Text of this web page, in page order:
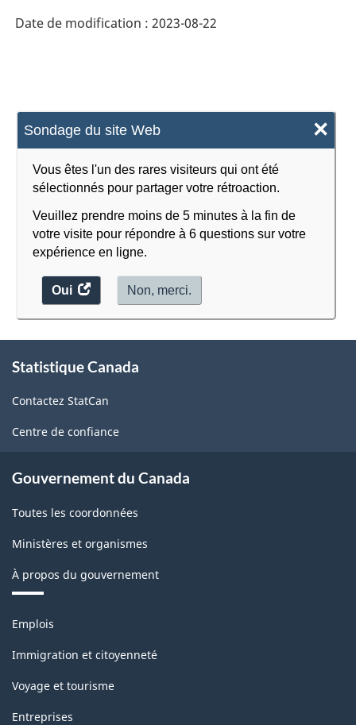
Sondage du site Web ×
Vous êtes l'un des rares visiteurs qui ont été
sélectionnés pour partager votre rétroaction.
Veuillez prendre moins de 5 minutes à la fin de
votre visite pour répondre à 6 questions sur votre
expérience en ligne.
Oui
accéder
au
Non, merci.
-
prix
des
produits
industriels
(IPPI)
Structure
la
classification
Date de modification : 2023-08-22
propos
ce
site
Statistique Canada
Contactez StatCan
Centre de confiance
Gouvernement du Canada
Toutes les coordonnées
Ministères et organismes
À propos du gouvernement
Thèmes
sujets
Emplois
Immigration et citoyenneté
Voyage et tourisme
Entreprises